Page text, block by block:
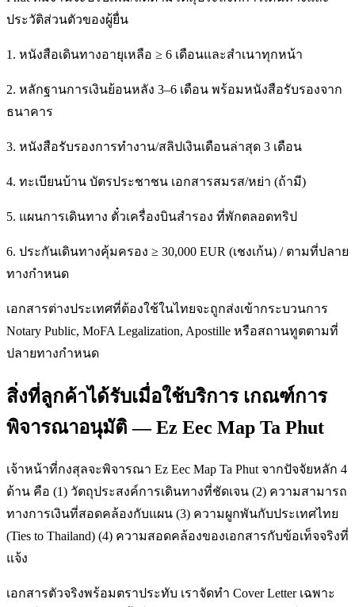
ประวัติส่วนตัวของผู้ยื่น
1. หนังสือเดินทางอายุเหลือ ≥ 6 เดือนและสำเนาทุกหน้า
2. หลักฐานการเงินย้อนหลัง 3–6 เดือน พร้อมหนังสือรับรองจาก
ธนาคาร
3. หนังสือรับรองการทำงาน/สลิปเงินเดือนล่าสุด 3 เดือน
4. ทะเบียนบ้าน บัตรประชาชน เอกสารสมรส/หย่า (ถ้ามี)
5. แผนการเดินทาง ตั๋วเครื่องบินสำรอง ที่พักตลอดทริป
6. ประกันเดินทางคุ้มครอง ≥ 30,000 EUR (เชงเก้น) / ตามที่ปลาย
ทางกำหนด
เอกสารต่างประเทศที่ต้องใช้ในไทยจะถูกส่งเข้ากระบวนการ
Notary Public, MoFA Legalization, Apostille หรือสถานทูตตามที่
ปลายทางกำหนด
สิ่งที่ลูกค้าได้รับเมื่อใช้บริการ เกณฑ์การ
พิจารณาอนุมัติ — Ez Eec Map Ta Phut
เจ้าหน้าที่กงสุลจะพิจารณา Ez Eec Map Ta Phut จากปัจจัยหลัก 4
ด้าน คือ (1) วัตถุประสงค์การเดินทางที่ชัดเจน (2) ความสามารถ
ทางการเงินที่สอดคล้องกับแผน (3) ความผูกพันกับประเทศไทย
(Ties to Thailand) (4) ความสอดคล้องของเอกสารกับข้อเท็จจริงที่
แจ้ง
เอกสารตัวจริงพร้อมตราประทับ เราจัดทำ Cover Letter เฉพาะ